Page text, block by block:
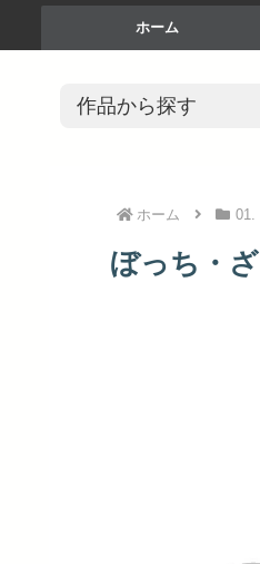
ホーム
ホーム 01.
ぼっち・